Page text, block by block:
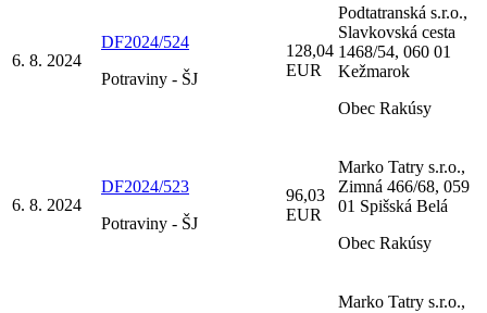
6. 8. 2024
DF2024/524
Potraviny - ŠJ
128,04
EUR
Podtatranská s.r.o.,
Slavkovská cesta
1468/54, 060 01
Kežmarok
Obec Rakúsy
6. 8. 2024
DF2024/523
Potraviny - ŠJ
96,03
EUR
Marko Tatry s.r.o.,
Zimná 466/68, 059
01 Spišská Belá
Obec Rakúsy
Marko Tatry s.r.o.,